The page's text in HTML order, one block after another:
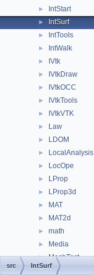
► IntStart
► IntSurf
► IntTools
► IntWalk
► IVtk
► IVtkDraw
► IVtkOCC
► IVtkTools
► IVtkVTK
► Law
► LDOM
► LocalAnalysis
► LocOpe
► LProp
► LProp3d
► MAT
► MAT2d
► math
► Media
► MeshTest
► MeshVS
src IntSurf